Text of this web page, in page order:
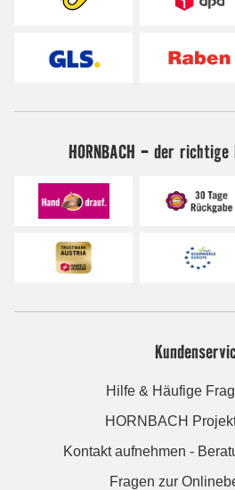
HORNBACH - der
Hilfe & Häufige
HORNBACH
Kontakt aufnehmen -
Fragen zur